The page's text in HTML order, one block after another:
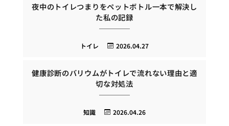
夜中のトイレつまりをペットボトル一本で解決し
た私の記録
2026.04.27
トイレ
健康診断のバリウムがトイレで流れない理由と適
切な対処法
2026.04.26
知識